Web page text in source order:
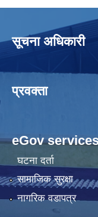
सूचना अधिकारी
प्रवक्ता
eGov
घटना दर्ता
सामाजिक सुरक्षा
नागरिक वडापत्र